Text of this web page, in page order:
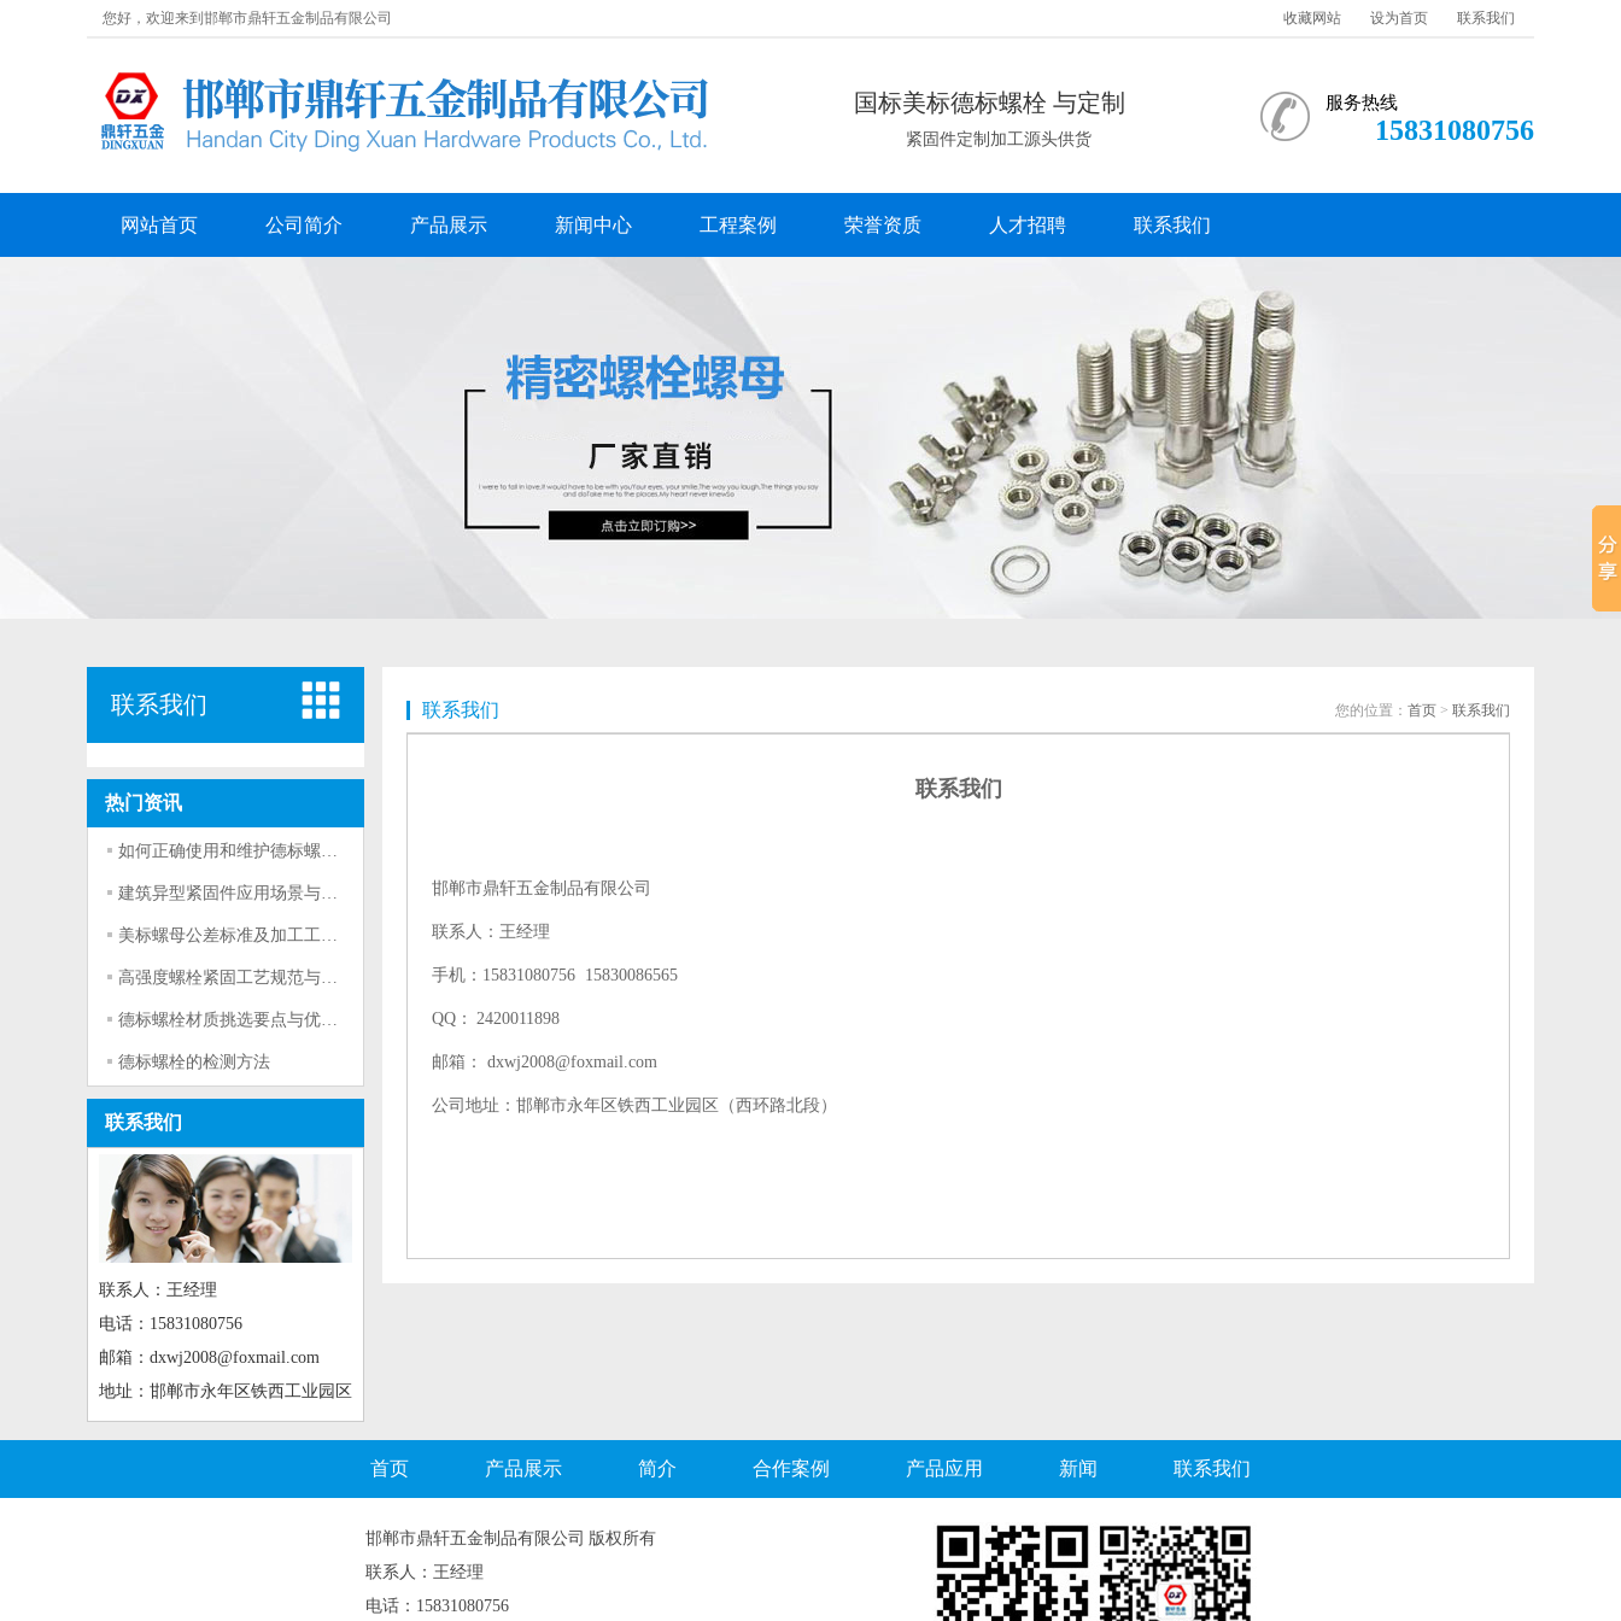
您好，欢迎来到邯郸市鼎轩五金制品有限公司 收藏网站 设为首页 联系我们
国标美标德标螺栓 与定制
紧固件定制加工源头供货
服务热线
15831080756
网站首页 公司简介 产品展示 新闻中心 工程案例 荣誉资质 人才招聘 联系我们
联系我们
热门资讯
如何正确使用和维护德标螺栓？
建筑异型紧固件应用场景与选型要点
美标螺母公差标准及加工工艺详解
高强度螺栓紧固工艺规范与实操技巧
德标螺栓材质挑选要点与优劣对比
德标螺栓的检测方法
联系我们
联系人：王经理
电话：15831080756
邮箱：dxwj2008@foxmail.com
地址：邯郸市永年区铁西工业园区
联系我们 您的位置： 首页 > 联系我们
联系我们
邯郸市鼎轩五金制品有限公司
联系人：王经理
手机：15831080756 15830086565
QQ： 2420011898
邮箱： dxwj2008@foxmail.com
公司地址：邯郸市永年区铁西工业园区（西环路北段）
首页 产品展示 简介 合作案例 产品应用 新闻 联系我们
邯郸市鼎轩五金制品有限公司 版权所有
联系人：王经理
电话：15831080756